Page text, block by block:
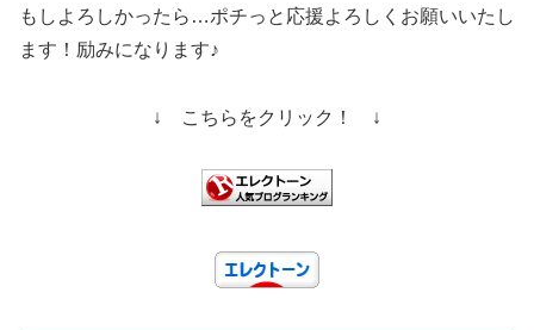
もしよろしかったら…ポチっと応援よろしくお願いいたし
ます！励みになります♪
↓ こちらをクリック！ ↓